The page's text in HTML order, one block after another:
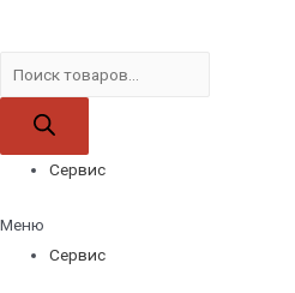
товаров
Сервис
Меню
Сервис